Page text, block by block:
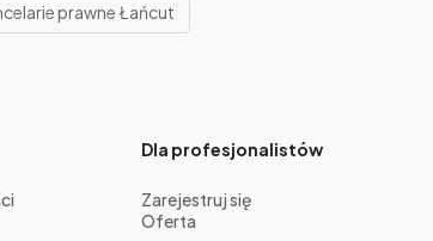
prawne Łańcut
Dla profesjonalistów
Zarejestruj się
Oferta